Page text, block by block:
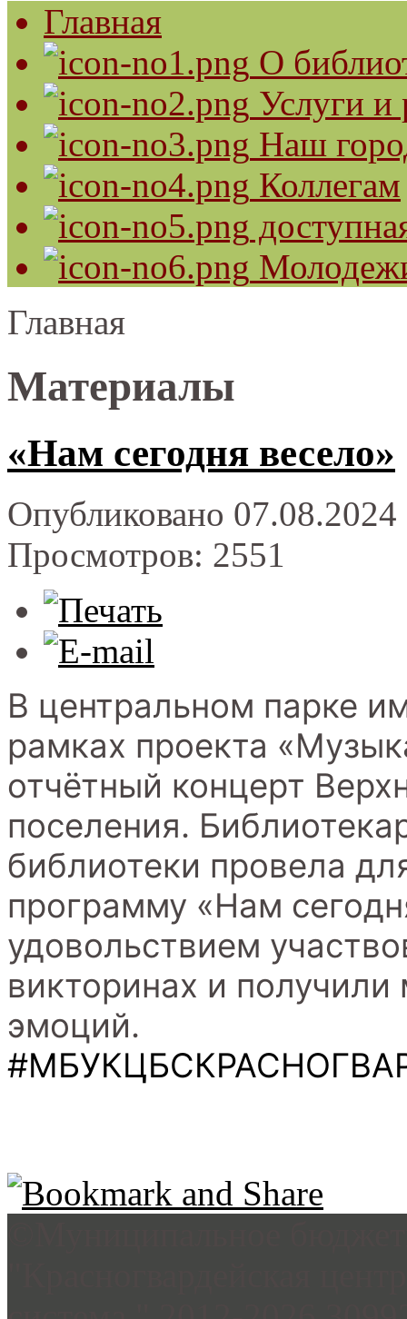
Главная
О
Услуги и
Наш
Коллегам
Главная
Материалы
«Нам сегодня весело»
Опубликовано 07.08.2024
Просмотров: 2551
В центральном парке
рамках проекта
отчётный концерт
поселения.
библиотеки провела
программу «Нам
удовольствием
викторинах и
эмоций.